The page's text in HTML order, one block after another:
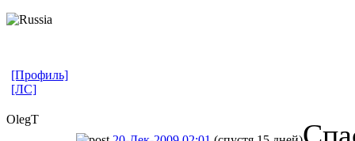
[Профиль]
[ЛС]
OlegT